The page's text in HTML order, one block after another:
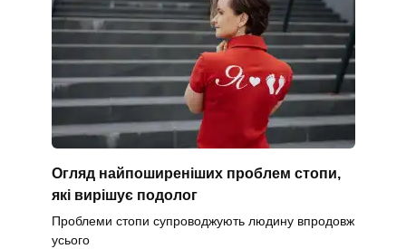
Огляд найпоширеніших проблем стопи,
які вирішує подолог
Проблеми стопи супроводжують людину впродовж
усього